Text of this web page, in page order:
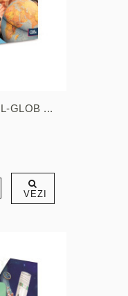
GLOB ...
VEZI